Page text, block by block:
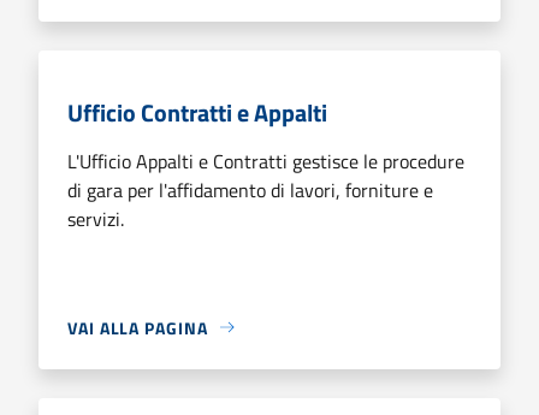
Ufficio Contratti e Appalti
L'Ufficio Appalti e Contratti gestisce le procedure
di gara per l'affidamento di lavori, forniture e
servizi.
VAI ALLA PAGINA